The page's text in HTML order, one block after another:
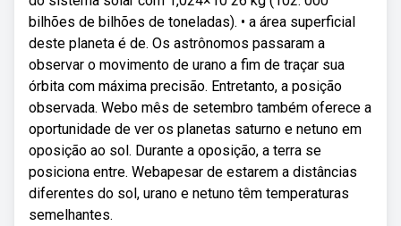
bilhões de bilhões de toneladas). • a área superficial
deste planeta é de. Os astrônomos passaram a
observar o movimento de urano a fim de traçar sua
órbita com máxima precisão. Entretanto, a posição
observada. Webo mês de setembro também oferece a
oportunidade de ver os planetas saturno e netuno em
oposição ao sol. Durante a oposição, a terra se
posiciona entre. Webapesar de estarem a distâncias
diferentes do sol, urano e netuno têm temperaturas
semelhantes.